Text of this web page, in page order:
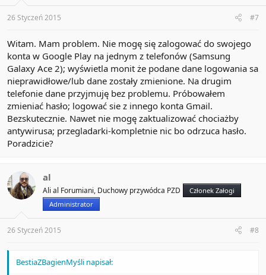
s
:
26 Styczeń 2015 #7
Witam. Mam problem. Nie mogę się zalogować do swojego
konta w Google Play na jednym z telefonów (Samsung
Galaxy Ace 2); wyświetla monit że podane dane logowania sa
nieprawidłowe/lub dane zostały zmienione. Na drugim
telefonie dane przyjmuję bez problemu. Próbowałem
zmieniać hasło; logować sie z innego konta Gmail.
Bezskutecznie. Nawet nie mogę zaktualizować chociażby
antywirusa; przegladarki-kompletnie nic bo odrzuca hasło.
Poradzicie?
al
Ali al Forumiani, Duchowy przywódca PZD
Członek Załogi
Administrator
26 Styczeń 2015 #8
BestiaZBagienMyśli napisał: